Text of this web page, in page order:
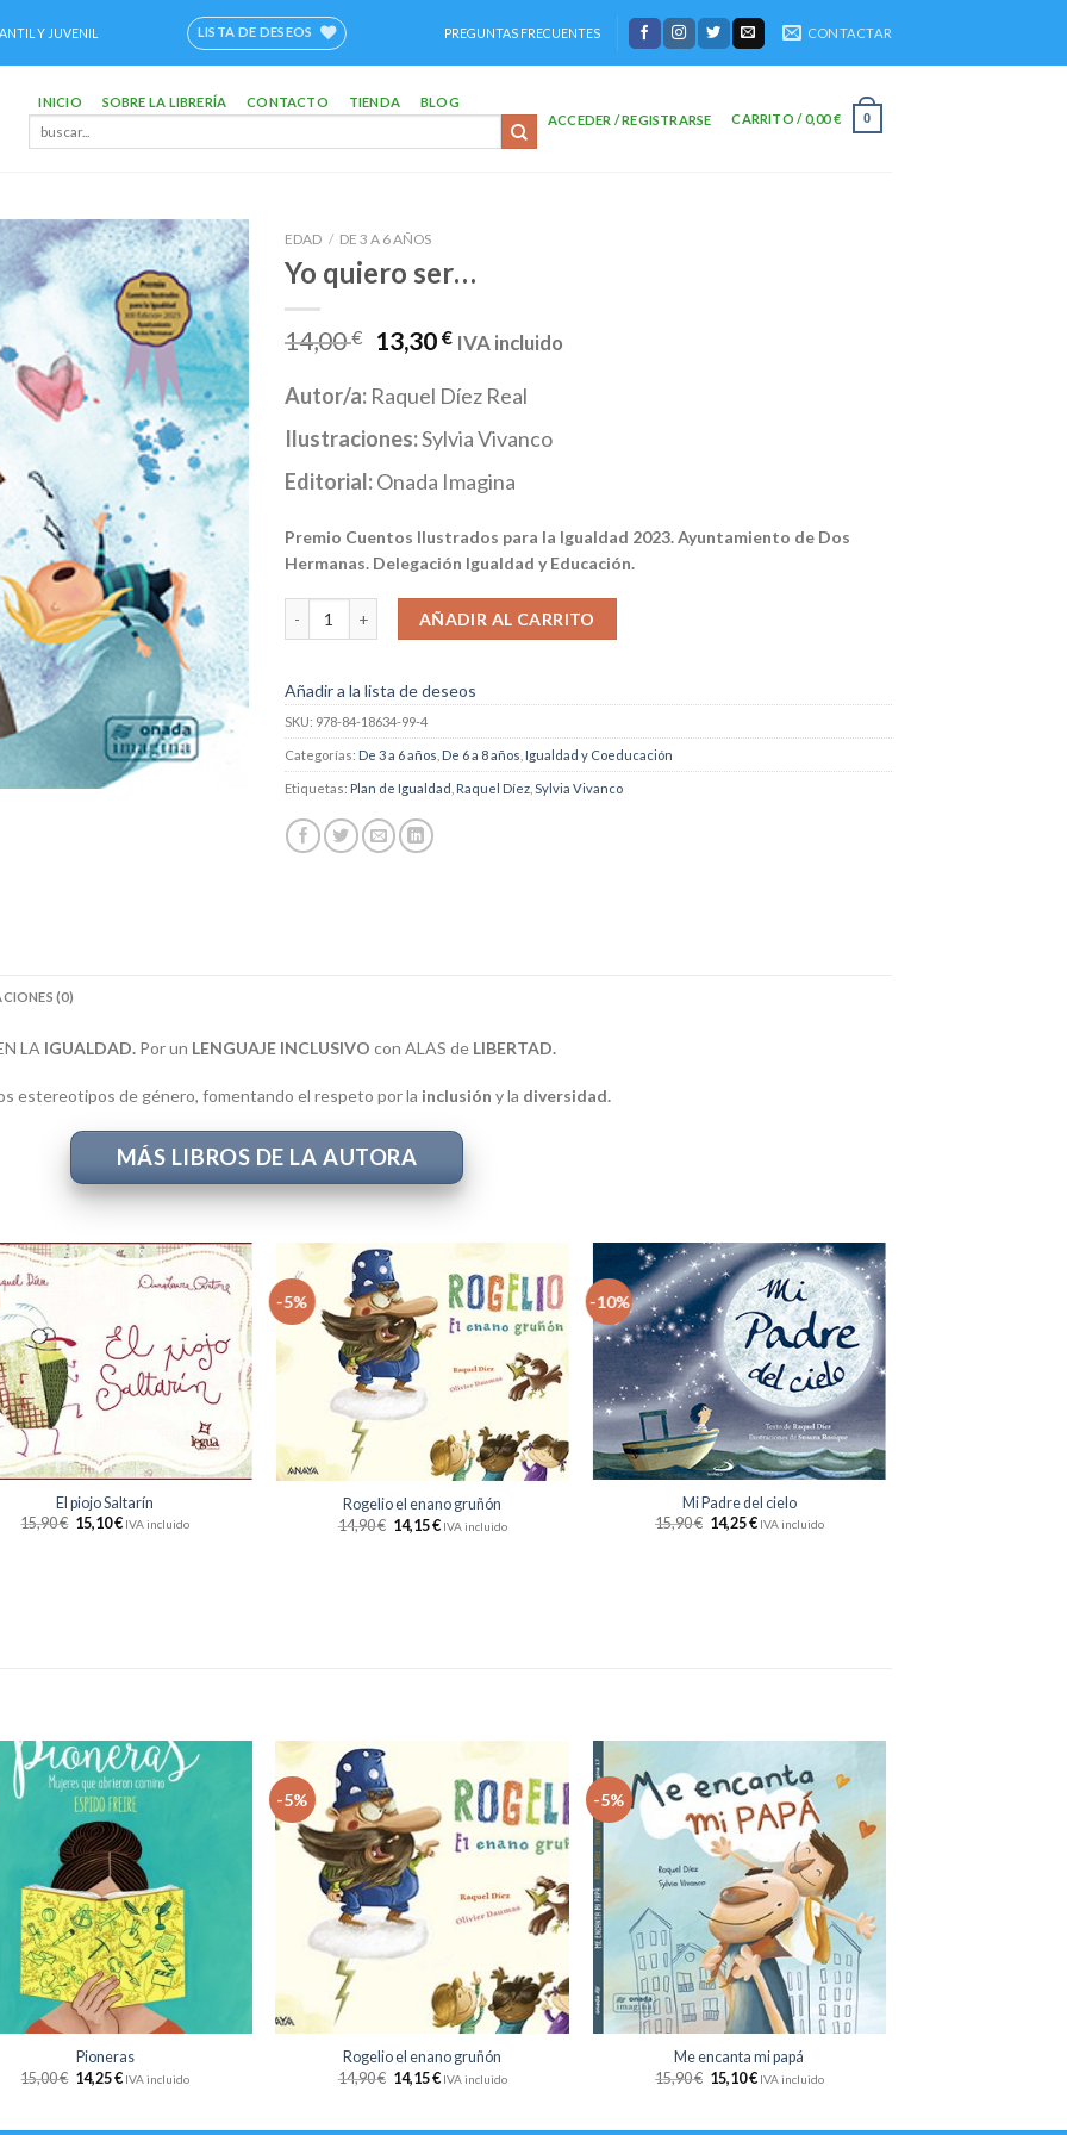
Y JUVENIL LISTA DE DESEOS PREGUNTAS FRECUENTES CONTACTAR
INICIO SOBRE LA LIBRERÍA CONTACTO TIENDA
BLOG
Buscar
ACCEDER / REGISTRARSE CARRITO /0,00€ 0
Añadir
a la
lista de
deseos
EDAD / DE 3 A 6 AÑOS
Yo quiero ser…
14,00€ 13,30€ IVA incluido
Autor/a: Raquel Díez Real
Ilustraciones:Sylvia Vivanco
Editorial:Onada Imagina
Premio Cuentos Ilustrados para la Igualdad 2023.Ayuntamiento de Dos
Hermanas. Delegación Igualdad y Educación.
Yo quiero ser… cantidad
AÑADIR AL CARRITO
Añadir a la lista de deseos
SKU: 978-84-18634-99-4
Categorías: De 3 a 6 años De 6 a 8 años Igualdad y Coeducación
Etiquetas: Plan de Igualdad Raquel Díez Sylvia Vivanco
(0)
LA IGUALDAD. Por un LENGUAJE INCLUSIVO con ALAS de LIBERTAD.
estereotipos de género, fomentando el respeto por la inclusión y la diversidad.
MÁS LIBROS DE LA AUTORA
lista
de
deseos
El piojo Saltarín
15,90€ 15,10€ IVA incluido
-5%
Añadir
a la
lista
deseos
Rogelio el enano gruñón
14,90€ 14,15€ IVA incluido
-10%
Añadir
a la
lista
de
deseos
+
Mi Padre del cielo
15,90€ 14,25€ IVA incluido
Pioneras
15,00€ 14,25€ IVA incluido
-5%
Añadir
a la
lista
de
+
Rogelio el enano gruñón
14,90€ 14,15€ IVA incluido
-5%
lista
deseos
+
Me encanta mi papá
15,90€ 15,10€ IVA incluido